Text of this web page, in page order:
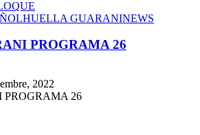
HUELLA GUARANINEWS
PROGRAMA 26
2022
26